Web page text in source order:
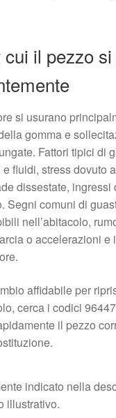
il pezzo
si usurano
gomma e
Fattori tipici di
fluidi, stress dovuto
dissestate, ingressi
Segni comuni di
nell’abitacolo,
o accelerazioni e
affidabile per
cerca i codici
il pezzo
indicato nella
illustrativo.